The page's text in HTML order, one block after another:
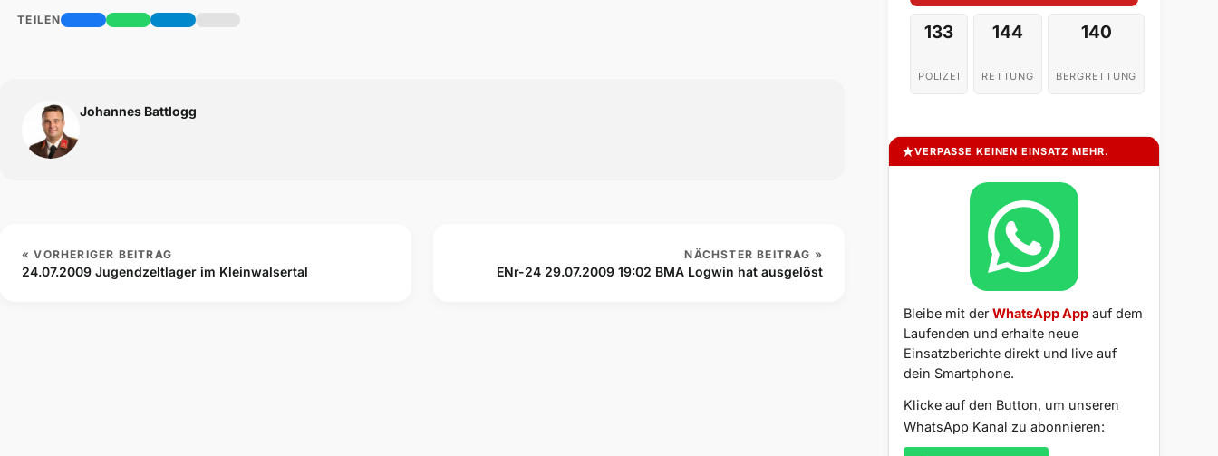
TEILEN
Johannes Battlogg
« VORHERIGER BEITRAG
24.07.2009 Jugendzeltlager im Kleinwalsertal
NÄCHSTER BEITRAG »
ENr-24 29.07.2009 19:02 BMA Logwin hat ausgelöst
133
POLIZEI
144
RETTUNG
140
BERGRETTUNG
VERPASSE KEINEN EINSATZ MEHR.
Bleibe mit derWhatsApp App auf dem
Laufenden und erhalte neue
Einsatzberichte direkt und live auf
dein Smartphone.
Klicke auf den Button, um unseren
WhatsApp Kanal zu abonnieren: